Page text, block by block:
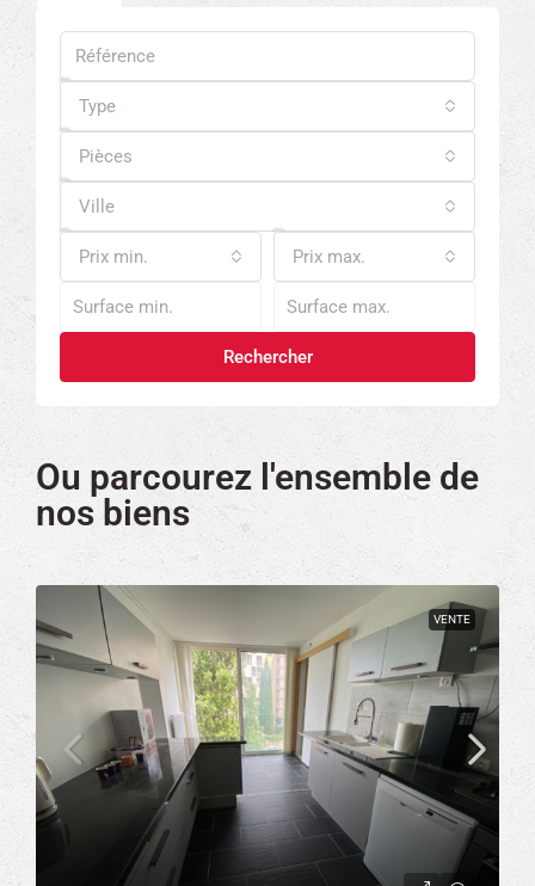
Type
Pièces
Ville
Prix min. Prix max.
Rechercher
Ou parcourez l'ensemble de
nos biens
VENTE